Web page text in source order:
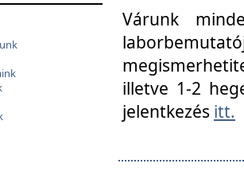
Várunk
illetve 1-2
jelentkezés itt.